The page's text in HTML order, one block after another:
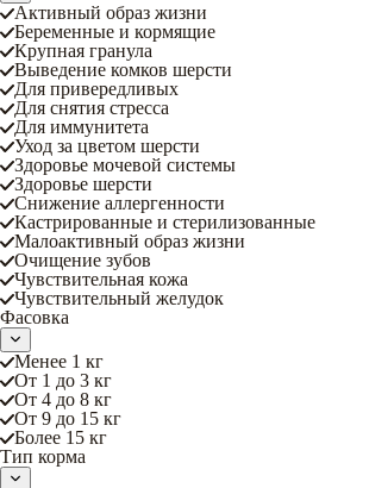
Активный образ жизни
Беременные и кормящие
Крупная гранула
Выведение комков шерсти
Для привередливых
Для снятия стресса
Для иммунитета
Уход за цветом шерсти
Здоровье мочевой системы
Здоровье шерсти
Снижение аллергенности
Кастрированные и стерилизованные
Малоактивный образ жизни
Очищение зубов
Чувствительная кожа
Чувствительный желудок
Фасовка
Менее 1 кг
От 1 до 3 кг
От 4 до 8 кг
От 9 до 15 кг
Более 15 кг
Тип корма